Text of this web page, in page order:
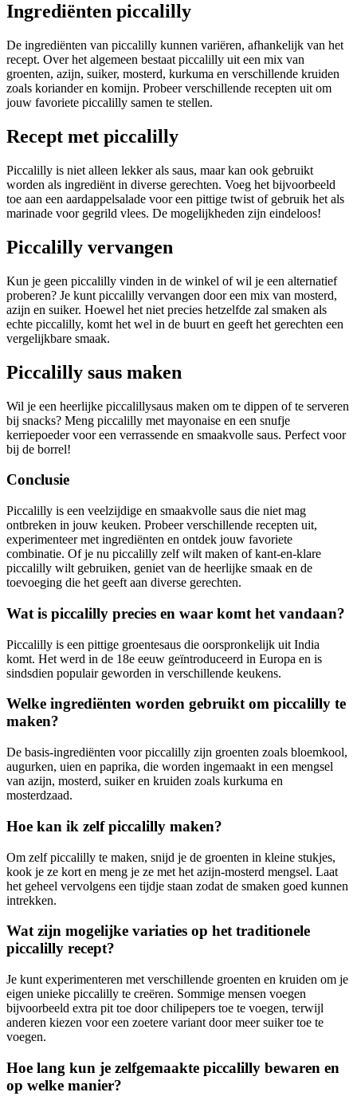
Ingrediënten piccalilly
De ingrediënten van piccalilly kunnen variëren, afhankelijk van het
recept. Over het algemeen bestaat piccalilly uit een mix van
groenten, azijn, suiker, mosterd, kurkuma en verschillende kruiden
zoals koriander en komijn. Probeer verschillende recepten uit om
jouw favoriete piccalilly samen te stellen.
Recept met piccalilly
Piccalilly is niet alleen lekker als saus, maar kan ook gebruikt
worden als ingrediënt in diverse gerechten. Voeg het bijvoorbeeld
toe aan een aardappelsalade voor een pittige twist of gebruik het als
marinade voor gegrild vlees. De mogelijkheden zijn eindeloos!
Piccalilly vervangen
Kun je geen piccalilly vinden in de winkel of wil je een alternatief
proberen? Je kunt piccalilly vervangen door een mix van mosterd,
azijn en suiker. Hoewel het niet precies hetzelfde zal smaken als
echte piccalilly, komt het wel in de buurt en geeft het gerechten een
vergelijkbare smaak.
Piccalilly saus maken
Wil je een heerlijke piccalillysaus maken om te dippen of te serveren
bij snacks? Meng piccalilly met mayonaise en een snufje
kerriepoeder voor een verrassende en smaakvolle saus. Perfect voor
bij de borrel!
Conclusie
Piccalilly is een veelzijdige en smaakvolle saus die niet mag
ontbreken in jouw keuken. Probeer verschillende recepten uit,
experimenteer met ingrediënten en ontdek jouw favoriete
combinatie. Of je nu piccalilly zelf wilt maken of kant-en-klare
piccalilly wilt gebruiken, geniet van de heerlijke smaak en de
toevoeging die het geeft aan diverse gerechten.
Wat is piccalilly precies en waar komt het vandaan?
Piccalilly is een pittige groentesaus die oorspronkelijk uit India
komt. Het werd in de 18e eeuw geïntroduceerd in Europa en is
sindsdien populair geworden in verschillende keukens.
Welke ingrediënten worden gebruikt om piccalilly te
maken?
De basis-ingrediënten voor piccalilly zijn groenten zoals bloemkool,
augurken, uien en paprika, die worden ingemaakt in een mengsel
van azijn, mosterd, suiker en kruiden zoals kurkuma en
mosterdzaad.
Hoe kan ik zelf piccalilly maken?
Om zelf piccalilly te maken, snijd je de groenten in kleine stukjes,
kook je ze kort en meng je ze met het azijn-mosterd mengsel. Laat
het geheel vervolgens een tijdje staan zodat de smaken goed kunnen
intrekken.
Wat zijn mogelijke variaties op het traditionele
piccalilly recept?
Je kunt experimenteren met verschillende groenten en kruiden om je
eigen unieke piccalilly te creëren. Sommige mensen voegen
bijvoorbeeld extra pit toe door chilipepers toe te voegen, terwijl
anderen kiezen voor een zoetere variant door meer suiker toe te
voegen.
Hoe lang kun je zelfgemaakte piccalilly bewaren en
op welke manier?